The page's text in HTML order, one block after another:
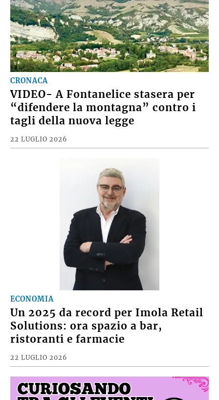
CRONACA
VIDEO- A Fontanelice stasera per
“difendere la montagna” contro i
tagli della nuova legge
22 LUGLIO 2026
ECONOMIA
Un 2025 da record per Imola Retail
Solutions: ora spazio a bar,
ristoranti e farmacie
22 LUGLIO 2026